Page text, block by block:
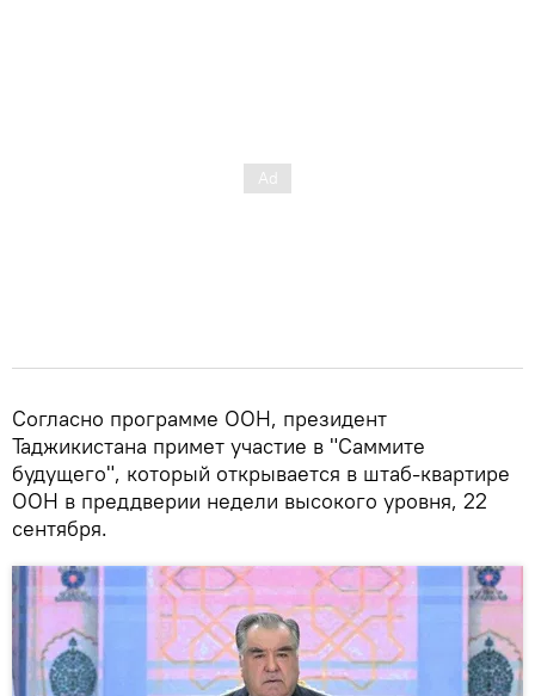
Согласно программе ООН, президент
Таджикистана примет участие в "Саммите
будущего", который открывается в штаб-квартире
ООН в преддверии недели высокого уровня, 22
сентября.